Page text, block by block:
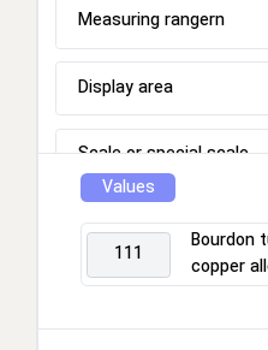
Measuring rangern
Display area
Scale or special scale
Process connection
Connection location
Values
111
Bourdon
copper